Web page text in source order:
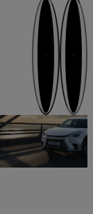
Étape
RELAX